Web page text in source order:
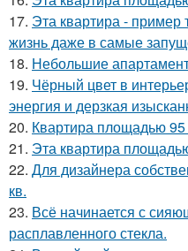
17. Эта квартира - пример
жизнь даже в самые
18. Небольшие
19. Чёрный цвет в
энергия и дерзкая
20. Квартира площадью 95
21. Эта квартира
22. Для дизайнера
кв.
23. Всё начинается с
расплавленного стекла.